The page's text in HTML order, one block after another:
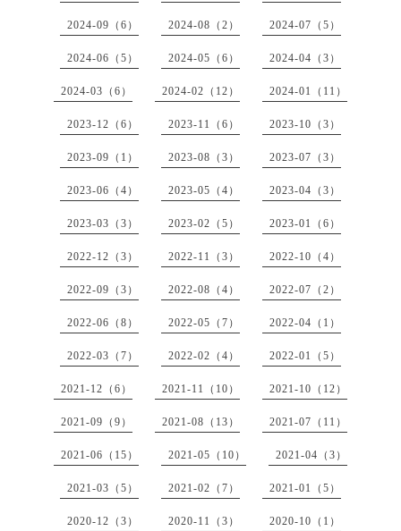
2024-09（6） 2024-08（2） 2024-07（5）
2024-06（5） 2024-05（6） 2024-04（3）
2024-03（6） 2024-02（12） 2024-01（11）
2023-12（6） 2023-11（6） 2023-10（3）
2023-09（1） 2023-08（3） 2023-07（3）
2023-06（4） 2023-05（4） 2023-04（3）
2023-03（3） 2023-02（5） 2023-01（6）
2022-12（3） 2022-11（3） 2022-10（4）
2022-09（3） 2022-08（4） 2022-07（2）
2022-06（8） 2022-05（7） 2022-04（1）
2022-03（7） 2022-02（4） 2022-01（5）
2021-12（6） 2021-11（10） 2021-10（12）
2021-09（9） 2021-08（13） 2021-07（11）
2021-06（15） 2021-05（10） 2021-04（3）
2021-03（5） 2021-02（7） 2021-01（5）
2020-12（3） 2020-11（3） 2020-10（1）